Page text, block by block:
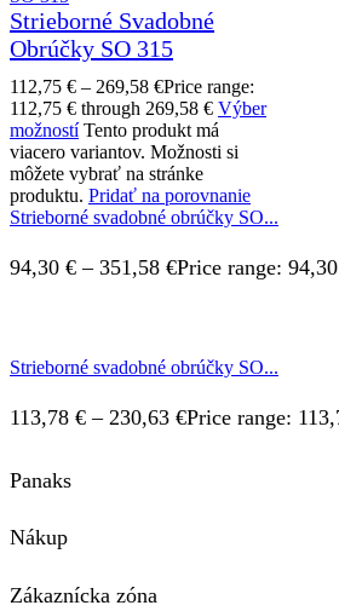
Strieborné Svadobné
Obrúčky SO 315
112,75 € – 269,58 €Price range:
112,75 € through 269,58 € Výber
možností Tento produkt má
viacero variantov. Možnosti si
môžete vybrať na stránke
produktu. Pridať na porovnanie
Strieborné svadobné obrúčky SO...
94,30 € – 351,58 €Price range:
Strieborné svadobné obrúčky SO...
113,78 € – 230,63 €Price range:
Panaks
Nákup
Zákaznícka zóna